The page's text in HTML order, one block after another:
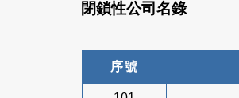
閉鎖性公司名錄
序號